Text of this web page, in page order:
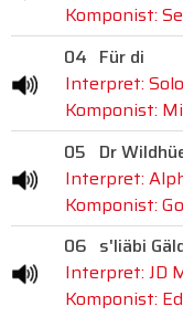
Komponist:
04 Für di
Interpret:
Komponist:
05 Dr
Interpret:
Komponist:
06 s'liäbi
Interpret: JD
Komponist: